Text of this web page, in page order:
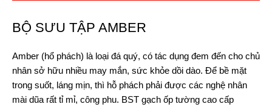
BỘ SƯU TẬP AMBER
Amber (hổ phách) là loại đá quý, có tác dụng đem đến cho chủ
nhân sở hữu nhiều may mắn, sức khỏe dồi dào. Để bề mặt
trong suốt, láng mịn, thì hỗ phách phải được các nghệ nhân
mài dũa rất tỉ mỉ, công phu. BST gạch ốp tường cao cấp